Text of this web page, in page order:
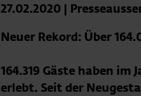
27.02.2020 |
Neuer Rekord: Über
164.319 Gäste haben
erlebt. Seit der